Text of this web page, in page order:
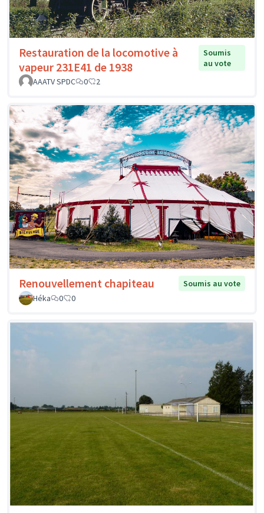
Restauration de la locomotive à
vapeur 231E41 de 1938
Soumis
au vote
AAATV SPDC
0 2
Renouvellement chapiteau
Soumis au vote
Héka
0 0